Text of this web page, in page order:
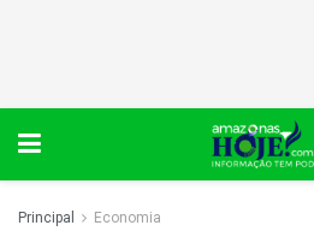
Principal Economia